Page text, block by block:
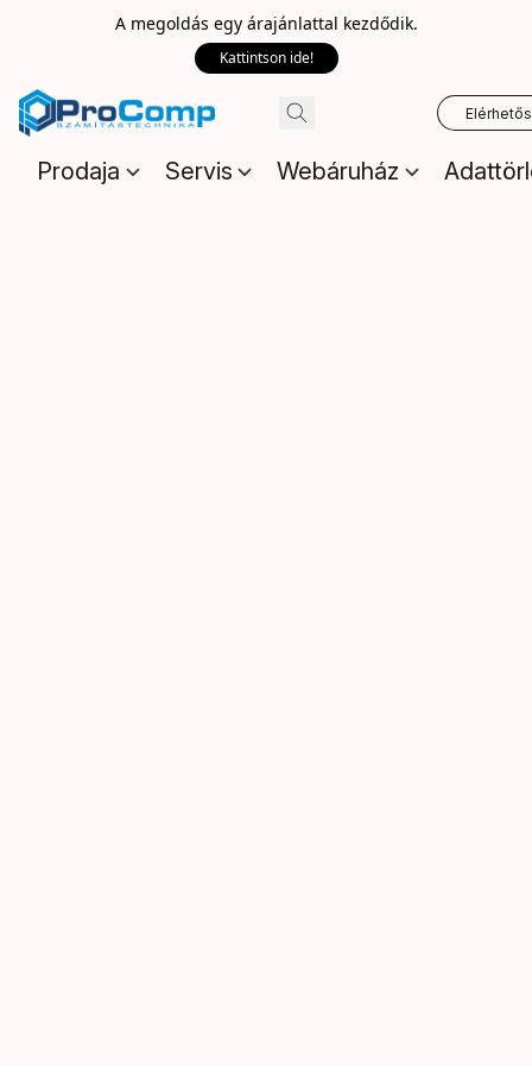
A megoldás egy árajánlattal kezdődik.
Kattintson ide!
Prodaja Servis Webáruház